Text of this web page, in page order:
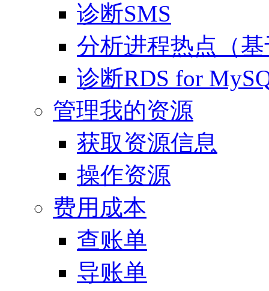
诊断SMS
分析进程热点（
诊断RDS for
管理我的资源
获取资源信息
操作资源
费用成本
查账单
导账单